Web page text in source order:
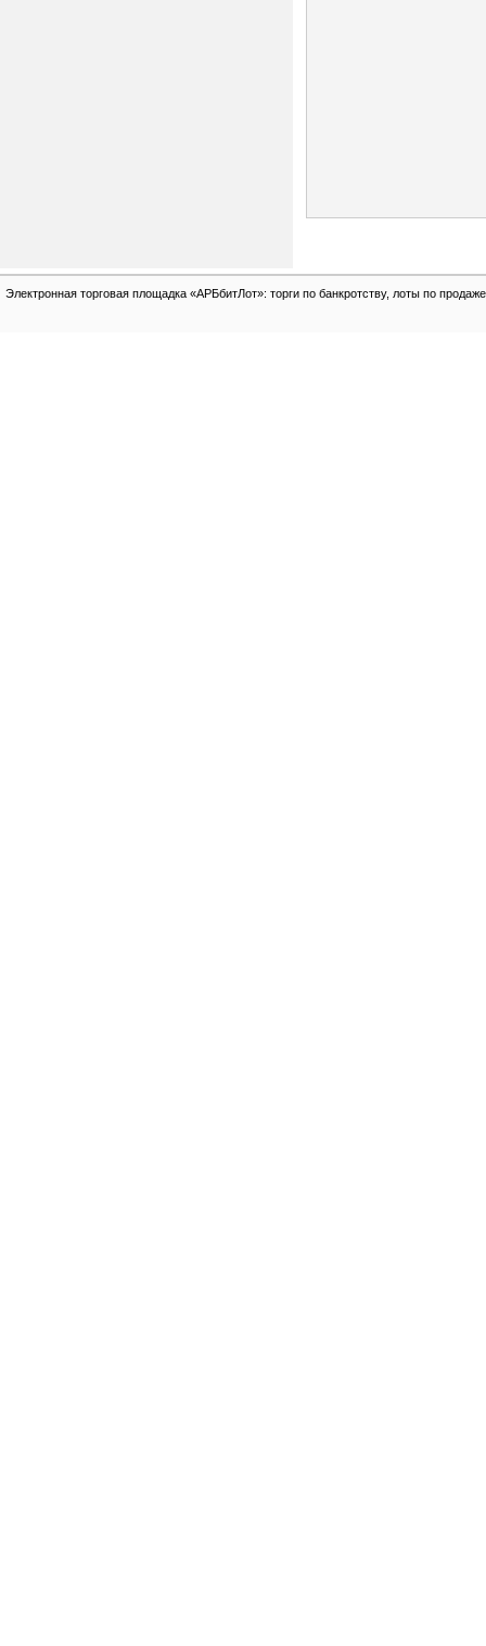
Электронная торговая площадка «АРБбитЛот»: торги по банкротству, лоты по